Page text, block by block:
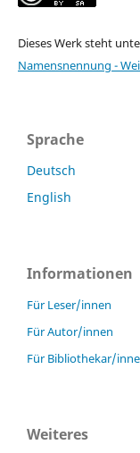
Dieses Werk steht
Namensnennung -
Sprache
Deutsch
English
Informationen
Für Leser/innen
Für Autor/innen
Für Bibliothekar/
Weiteres